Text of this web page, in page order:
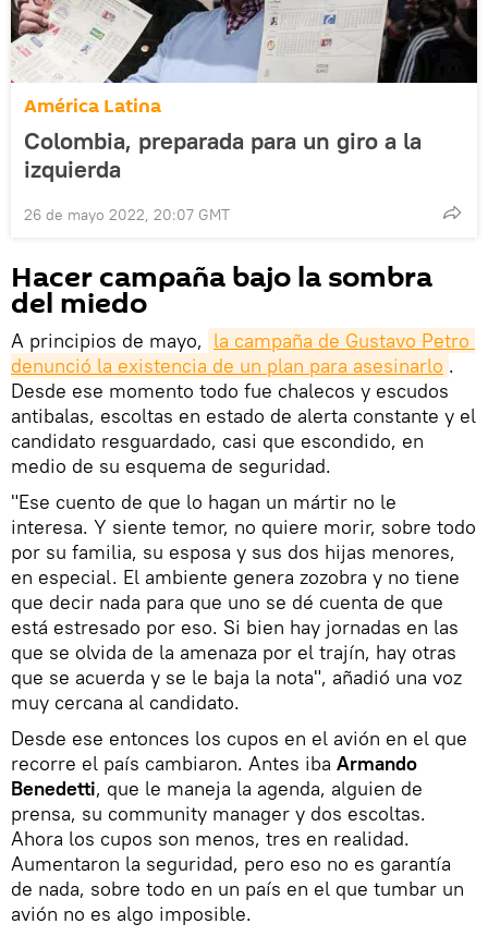
América Latina
Colombia, preparada para un giro a la
izquierda
26 de mayo 2022, 20:07 GMT
Hacer campaña bajo la sombra
del miedo
A principios de mayo, la campaña de Gustavo Petro
denunció la existencia de un plan para asesinarlo .
Desde ese momento todo fue chalecos y escudos
antibalas, escoltas en estado de alerta constante y el
candidato resguardado, casi que escondido, en
medio de su esquema de seguridad.
"Ese cuento de que lo hagan un mártir no le
interesa. Y siente temor, no quiere morir, sobre todo
por su familia, su esposa y sus dos hijas menores,
en especial. El ambiente genera zozobra y no tiene
que decir nada para que uno se dé cuenta de que
está estresado por eso. Si bien hay jornadas en las
que se olvida de la amenaza por el trajín, hay otras
que se acuerda y se le baja la nota", añadió una voz
muy cercana al candidato.
Desde ese entonces los cupos en el avión en el que
recorre el país cambiaron. Antes iba Armando
Benedetti, que le maneja la agenda, alguien de
prensa, su community manager y dos escoltas.
Ahora los cupos son menos, tres en realidad.
Aumentaron la seguridad, pero eso no es garantía
de nada, sobre todo en un país en el que tumbar un
avión no es algo imposible.